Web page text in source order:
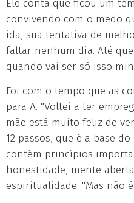
Ele conta que ficou um
convivendo com o medo
ida, sua tentativa de
faltar nenhum dia. Até
quando vai ser só isso
Foi com o tempo que as
para A. "Voltei a ter
mãe está muito feliz de
12 passos, que é a base
contém princípios
honestidade, mente
espiritualidade. "Mas não